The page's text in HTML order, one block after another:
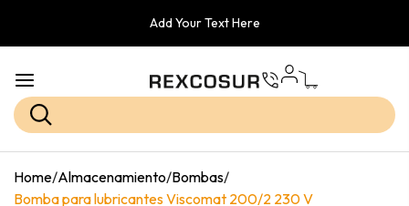
Add Your Text Here
Home/Almacenamiento/Bombas/
Bomba para lubricantes Viscomat 200/2 230 V